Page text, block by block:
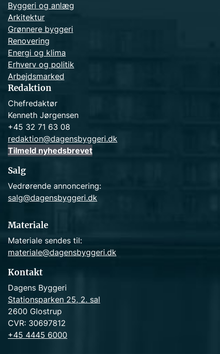
Byggeri og anlæg
Arkitektur
Grønnere byggeri
Renovering
Energi og klima
Erhverv og politik
Arbejdsmarked
Redaktion
Chefredaktør
Kenneth Jørgensen
+45 32 71 63 08
redaktion@dagensbyggeri.dk
Tilmeld nyhedsbrevet
Salg
Vedrørende annoncering:
salg@dagensbyggeri.dk
Materiale
Materiale sendes til:
materiale@dagensbyggeri.dk
Kontakt
Dagens Byggeri
Stationsparken 25, 2. sal
2600 Glostrup
CVR: 30697812
+45 4445 6000